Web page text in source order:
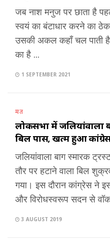
जब नाश मनुज पर छाता है
स्वयं का बंटाधार करने का
उसकी अकल कहाँ चल पाती
का है ...
1 SEPTEMBER 2021
मत
लोकसभा में जलियांवाला
बिल पास, खत्म हुआ
जलियांवाला बाग स्मारक
तौर पर हटाने वाला बिल
गया। इस दौरान कांग्रेस ने
और विरोधस्वरूप सदन से
3 AUGUST 2019